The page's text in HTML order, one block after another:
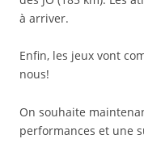
à arriver.
Enfin, les jeux vont
nous!
On souhaite
performances et une